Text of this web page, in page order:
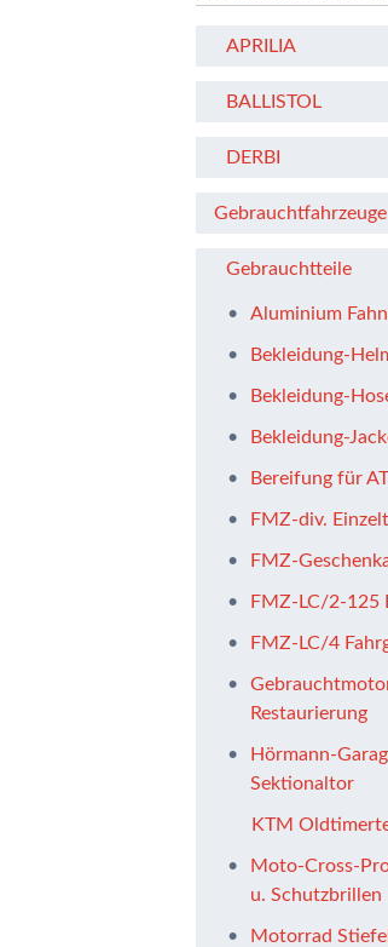
APRILIA
BALLISTOL
DERBI
Gebrauchtfahrzeuge
Gebrauchtteile
Aluminium
Bekleidung-
Bekleidung-
Bekleidung-
Bereifung für
FMZ-div.
FMZ-
FMZ-LC/2-125
FMZ-LC/4
Restaurierung
Hörmann-
Sektionaltor
KTM
Moto-Cross-
u. Schutzbrillen
Motorrad